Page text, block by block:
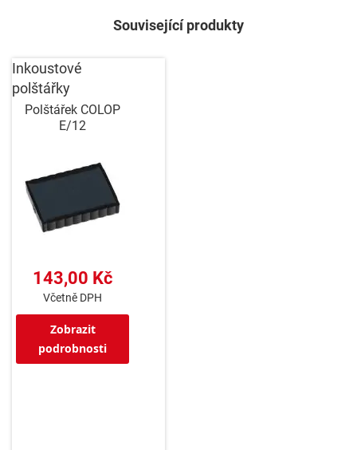
Související produkty
Inkoustové
polštářky
Polštářek COLOP
E/12
143,00 Kč
Včetně DPH
Zobrazit
podrobnosti